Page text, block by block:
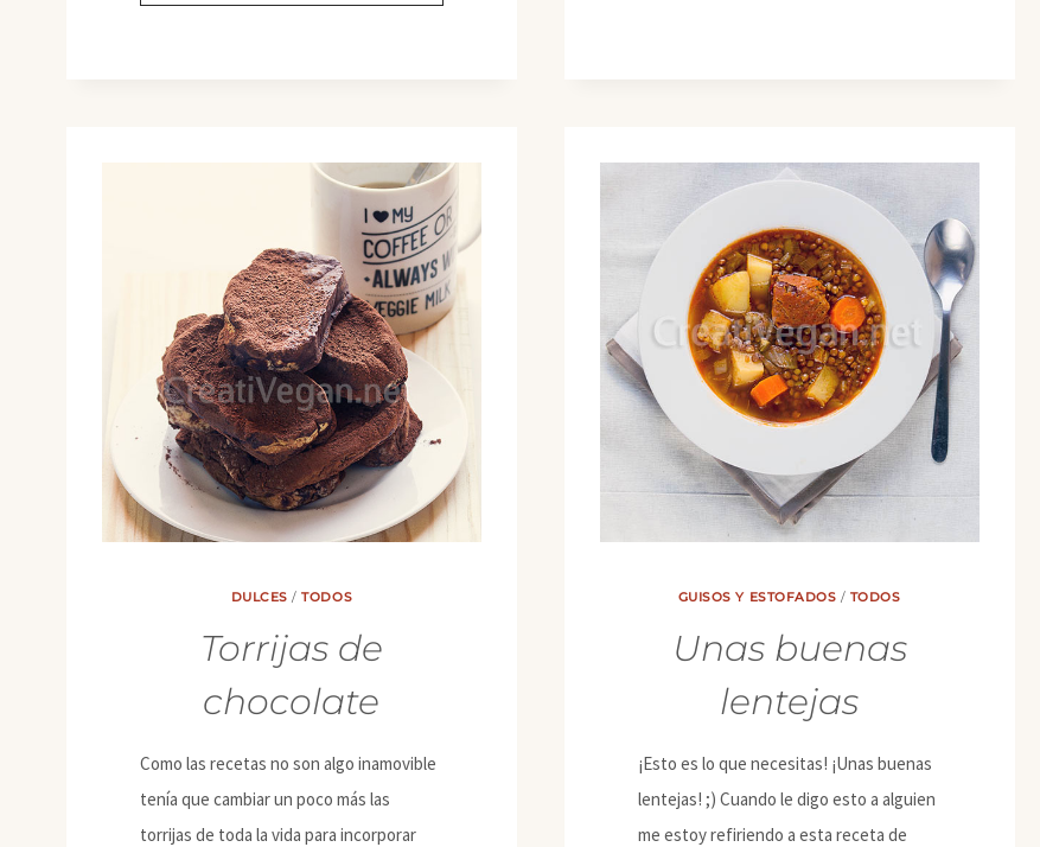
AL
SIROPE
DÁTILES
DULCES /TODOS
Torrijas de
chocolate
Como las recetas no son algo inamovible
tenía que cambiar un poco más las
torrijas de toda la vida para incorporar
GUISOS Y ESTOFADOS / TODOS
Unas buenas
lentejas
¡Esto es lo que necesitas! ¡Unas buenas
lentejas! ;) Cuando le digo esto a alguien
me estoy refiriendo a esta receta de